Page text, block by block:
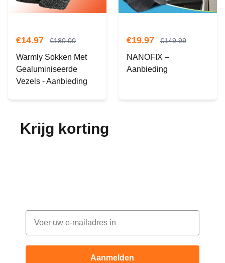
€14.97 €180.00
Warmly Sokken Met
Gealuminiseerde
Vezels - Aanbieding
€19.97 €149.99
NANOFIX –
Aanbieding
Krijg korting
Email
Aanmelden